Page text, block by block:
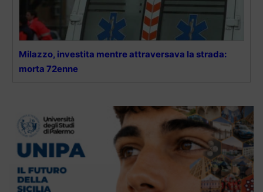
Milazzo, investita mentre attraversava la strada:
morta 72enne